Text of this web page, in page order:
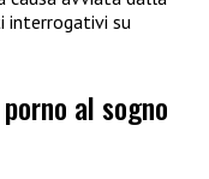
interrogativi su
al sogno